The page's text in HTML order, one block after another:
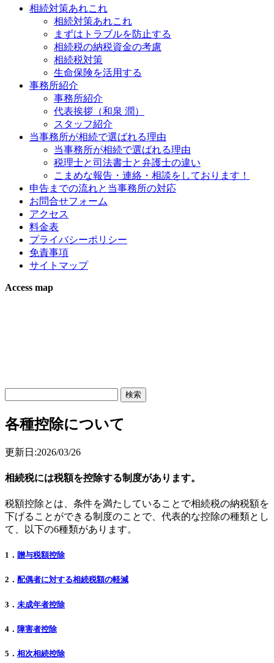
相続対策あれこれ
相続対策あれこれ
まずはトラブルを防止する
相続税の納税資金の考慮
相続税対策
生命保険を活用する
事務所紹介
事務所紹介
代表挨拶（和泉 潤）
スタッフ紹介
当事務所が相続で選ばれる理由
当事務所が相続で選ばれる理由
税理士と司法書士と弁護士の違い
こまめな報告・連絡・相談をしております！
申告までの流れと当事務所の対応
お問合せフォーム
アクセス
料金表
プライバシーポリシー
免責事項
サイトマップ
Access map
各種控除について
更新日:2026/03/26
相続税には税額を控除する制度があります。
税額控除とは、条件を満たしていることで相続税の納税額を
下げることができる制度のことで、代表的な控除の種類とし
て、以下の6種類があります。
1． 贈与税額控除
2． 配偶者に対する相続税額の軽減
3． 未成年者控除
4． 障害者控除
5． 相次相続控除